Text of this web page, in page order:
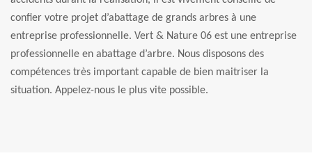
confier votre projet d’abattage de grands arbres à une
entreprise professionnelle. Vert & Nature 06 est une entreprise
professionnelle en abattage d’arbre. Nous disposons des
compétences très important capable de bien maitriser la
situation. Appelez-nous le plus vite possible.